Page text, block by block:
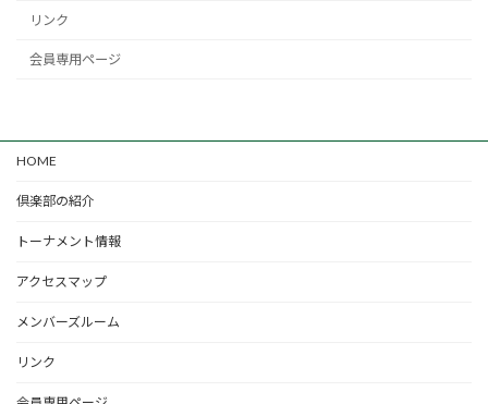
リンク
会員専用ページ
HOME
倶楽部の紹介
トーナメント情報
アクセスマップ
メンバーズルーム
リンク